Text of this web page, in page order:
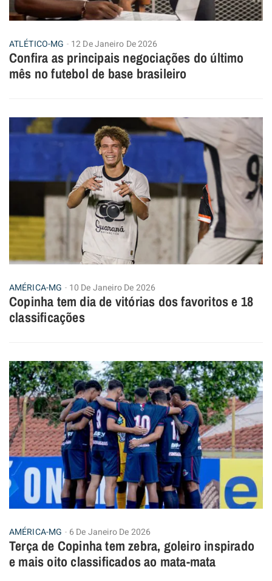
ATLÉTICO-MG 12 De Janeiro De 2026
Confira as principais negociações do último
mês no futebol de base brasileiro
AMÉRICA-MG 10 De Janeiro De 2026
Copinha tem dia de vitórias dos favoritos e 18
classificações
AMÉRICA-MG 6 De Janeiro De 2026
Terça de Copinha tem zebra, goleiro inspirado
e mais oito classificados ao mata-mata